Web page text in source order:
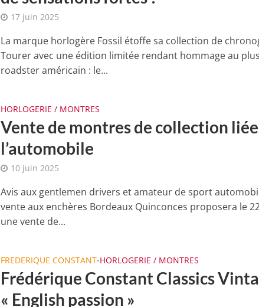
17 juin 2025
La marque horlogère Fossil étoffe sa collection de
Tourer avec une édition limitée rendant hommage au
roadster américain : le...
HORLOGERIE / MONTRES
Vente de montres de collection
l’automobile
10 juin 2025
Avis aux gentlemen drivers et amateur de sport
vente aux enchères Bordeaux Quinconces proposera le
une vente de...
FREDERIQUE CONSTANT•HORLOGERIE / MONTRES
Frédérique Constant Classics
« English passion »